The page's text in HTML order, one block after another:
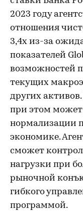
2023 году
отношения
3,4х из-за
показателей
возможностей
текущих
других
при этом может
нормализации
экономике.
сможет
нагрузки при
рыночной
гибкого
программой.